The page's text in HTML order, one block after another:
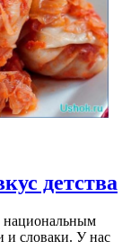
детства
национальным
и словаки. У нас